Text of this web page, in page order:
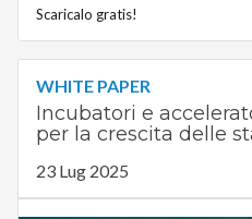
Scaricalo gratis!
WHITE PAPER
Incubatori e
per la crescita delle
23 Lug 2025